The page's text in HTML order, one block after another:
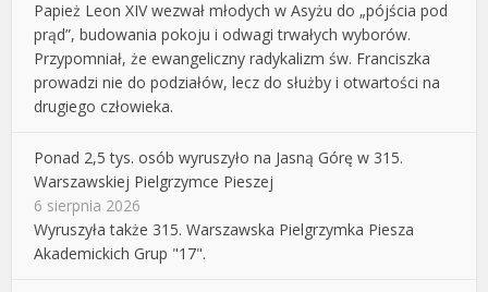
Papież Leon XIV wezwał młodych w Asyżu do „pójścia pod
prąd”, budowania pokoju i odwagi trwałych wyborów.
Przypomniał, że ewangeliczny radykalizm św. Franciszka
prowadzi nie do podziałów, lecz do służby i otwartości na
drugiego człowieka.
Ponad 2,5 tys. osób wyruszyło na Jasną Górę w 315.
Warszawskiej Pielgrzymce Pieszej
6 sierpnia 2026
Wyruszyła także 315. Warszawska Pielgrzymka Piesza
Akademickich Grup "17".